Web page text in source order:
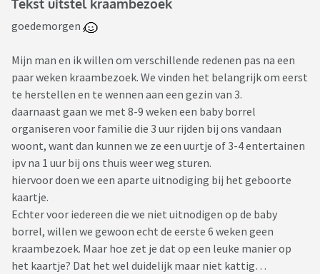
Tekst uitstel kraambezoek
goedemorgen
Mijn man en ik willen om verschillende redenen pas na een
paar weken kraambezoek. We vinden het belangrijk om eerst
te herstellen en te wennen aan een gezin van 3.
daarnaast gaan we met 8-9 weken een baby borrel
organiseren voor familie die 3 uur rijden bij ons vandaan
woont, want dan kunnen we ze een uurtje of 3-4 entertainen
ipv na 1 uur bij ons thuis weer weg sturen.
hiervoor doen we een aparte uitnodiging bij het geboorte
kaartje.
Echter voor iedereen die we niet uitnodigen op de baby
borrel, willen we gewoon echt de eerste 6 weken geen
kraambezoek. Maar hoe zet je dat op een leuke manier op
het kaartje? Dat het wel duidelijk maar niet kattig…